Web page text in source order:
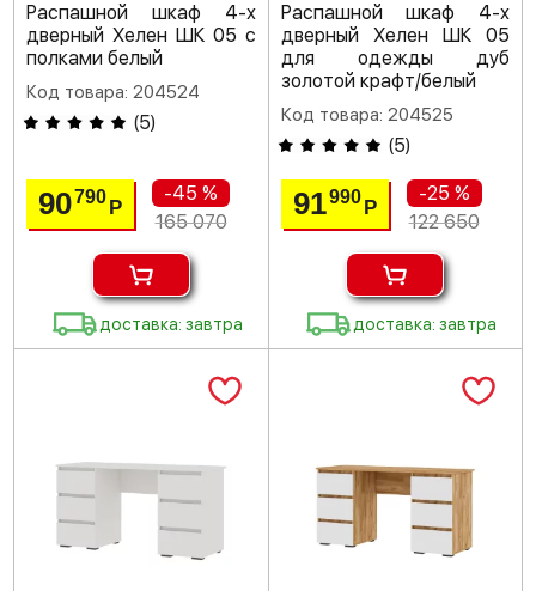
Распашной шкаф 4-х
дверный Хелен ШК 05 с
полками белый
Код товара: 204524
(5)
90790Р
-45 %
165 070
доставка: завтра
Распашной шкаф 4-х
дверный Хелен ШК 05
для одежды дуб
золотой крафт/белый
Код товара: 204525
(5)
91990 Р
-25 %
122 650
доставка: завтра